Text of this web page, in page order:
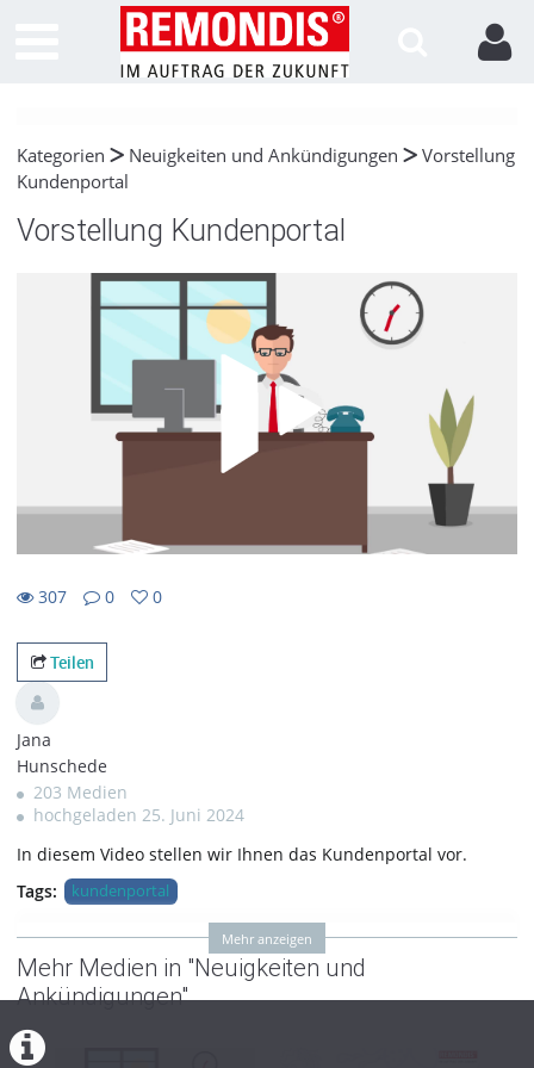
Kategorien Neuigkeiten und Ankündigungen
Vorstellung
Kundenportal
Vorstellung Kundenportal
307
0
0
Teilen
Jana
Hunschede
203 Medien
hochgeladen 25. Juni 2024
In diesem Video stellen wir Ihnen das Kundenportal vor.
Tags:
kundenportal
Kategorien:
Systemschulungen,
Kundenportal,Neuigkeiten
Soll das Video in externen
Mehr anzeigen
Mehr Medien in "Neuigkeiten und
Ankündigungen"